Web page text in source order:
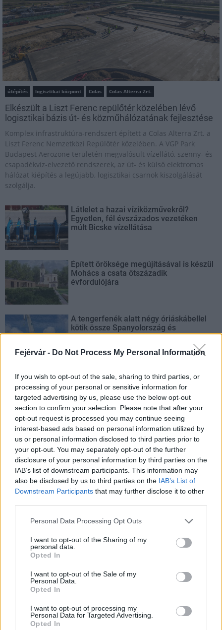
Fejérvár - Do Not Process My Personal Information
If you wish to opt-out of the sale, sharing to third parties, or
processing of your personal or sensitive information for
targeted advertising by us, please use the below opt-out
section to confirm your selection. Please note that after your
opt-out request is processed you may continue seeing
interest-based ads based on personal information utilized by
us or personal information disclosed to third parties prior to
your opt-out. You may separately opt-out of the further
disclosure of your personal information by third parties on the
IAB’s list of downstream participants. This information may
also be disclosed by us to third parties on the IAB’s List of
Downstream Participants that may further disclose it to other
Please note that this website/app uses one or more Google
not limited to your visit or usage behaviour. You may click to
grant or deny consent to Google and its third-party tags to
use your data for below specified purposes in below Google
consent section.
Personal Data Processing Opt Outs
I want to opt-out of the Sharing of my
personal data.
Opted In
I want to opt-out of the Sale of my
Personal Data.
Opted In
I want to opt-out of processing my
Personal Data for Targeted Advertising.
Opted In
útépítés logisztikai központ Colas Colas Alterra Zrt.
Elkészült a Liszt Ferenc repülőtér közelében lévő
logisztikai bázis út- és közműhálózatának fejlesztése
Komplex infrastruktúra-rendszert épített a Colas Alterra Zrt. a
Liszt Ferenc Nemzetközi Repülőtér közelében. A VGP Park
Budapest Aerozone területén megvalósult vízellátó, szenny- és
csapadékvíz-elvezető rendszerek, az út- és külső elektromos
hálózat kiépítés a legújabb, logisztikai csarnok kiszolgálását
szolgálja.
Látlelet a hazai víziközművekről?
Egyetlen, fél évszázados vezetéken
múlt Bicske vízellátása
Épített öröksége megújításával is készül
Mohács a csata ötszázadik
évfordulójára
A tengerfenék alatt négy óriáskábellel
kötik össze Spanyolország és
Franciaország villamosenergia-
Még több zöld, még több virág és új
játszótér Debrecen egyik legfontosabb
terén
AJÁNLJUK MÉG
Helyi hírek
Gyárleállításokkal és átszervezett termeléssel
tehermentesíti a villamosenergia-rendszert a
STRABAG